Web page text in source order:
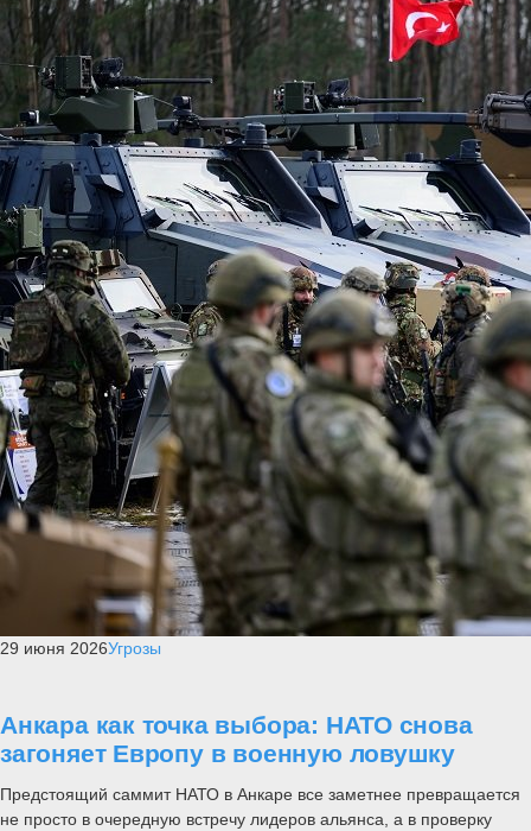
29 июня 2026Угрозы
Анкара как точка выбора: НАТО снова
загоняет Европу в военную ловушку
Предстоящий саммит НАТО в Анкаре все заметнее превращается
не просто в очередную встречу лидеров альянса, а в проверку